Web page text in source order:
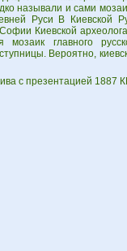
называли и сами
Руси В Киевской
Киевской
главного
Вероятно,
с презентацией 1887